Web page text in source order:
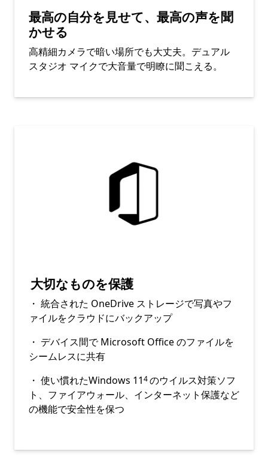
最高の自分を見せて、最高の声を聞
かせる
高精細カメラで暗い場所でも大丈夫。デュアル
スタジオ マイクで大音量で明瞭に聞こえる。​
大切なものを保護
・ 統合された OneDrive ストレージで写真やフ
ァイルをクラウドにバックアップ
・ デバイス間で Microsoft Office のファイルを
シームレスに共有
・ 使い慣れたWindows 114のウイルス対策ソフ
ト、ファイアウォール、インターネット保護など
の機能で安全性を保つ